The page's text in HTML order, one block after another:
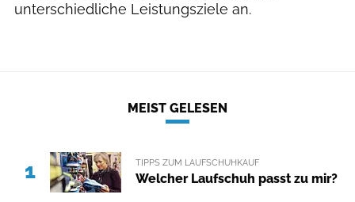
unterschiedliche Leistungsziele an.
MEIST GELESEN
1 TIPPS ZUM LAUFSCHUHKAUF
Welcher Laufschuh passt zu mir?